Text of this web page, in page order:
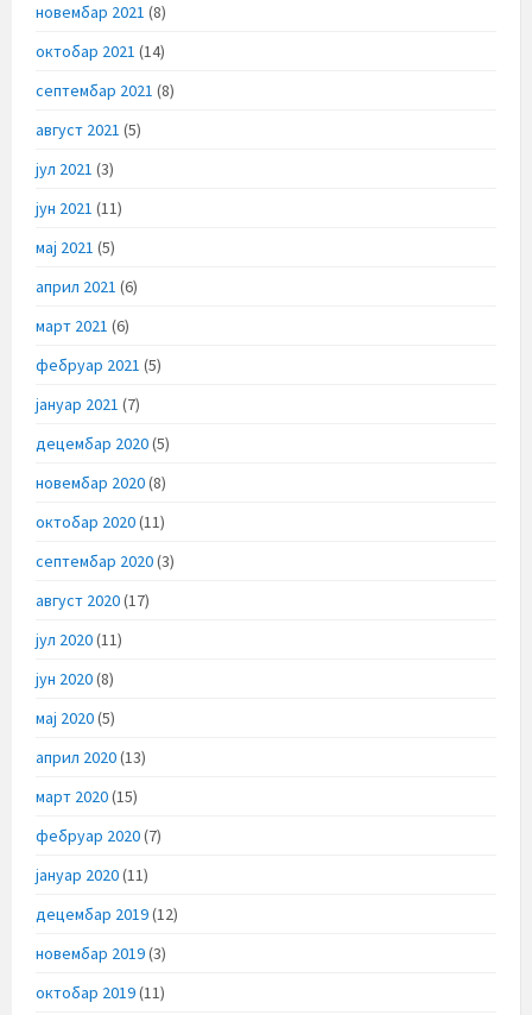
новембар 2021 (8)
октобар 2021 (14)
септембар 2021 (8)
август 2021 (5)
јул 2021 (3)
јун 2021 (11)
мај 2021 (5)
април 2021 (6)
март 2021 (6)
фебруар 2021 (5)
јануар 2021 (7)
децембар 2020(5)
новембар 2020(8)
октобар 2020(11)
септембар 2020(3)
август 2020(17)
јул 2020(11)
јун 2020(8)
мај 2020(5)
април 2020(13)
март 2020(15)
фебруар 2020(7)
јануар 2020(11)
децембар 2019(12)
новембар 2019(3)
октобар 2019(11)